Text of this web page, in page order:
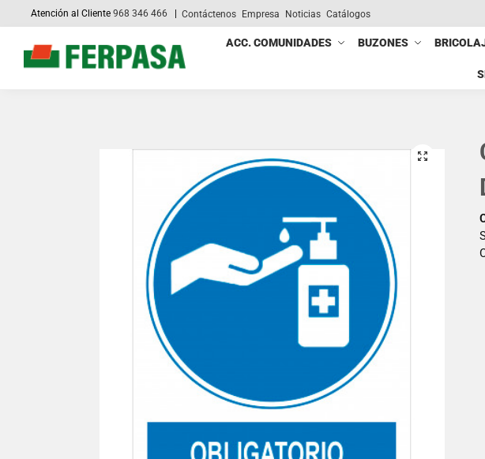
Atención al Cliente968 346 466 Contáctenos Empresa Noticias Catálogos
ACC. COMUNIDADES BUZONES
Search